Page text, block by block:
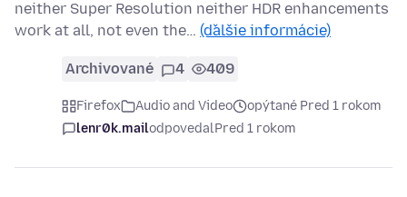
neither Super Resolution neither HDR enhancements
work at all, not even the… (ďalšie informácie)
Archivované 4 409
Firefox Audio and Video
opýtané Pred 1 rokom
lenr0k.mailodpovedalPred 1 rokom